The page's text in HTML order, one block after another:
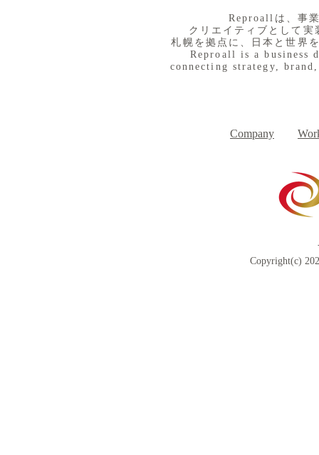
​Reproallは、事
クリエイティブとして
札幌を拠点に、日本と世界
Reproall is a business
connecting strategy,
Company
Copyright(c)